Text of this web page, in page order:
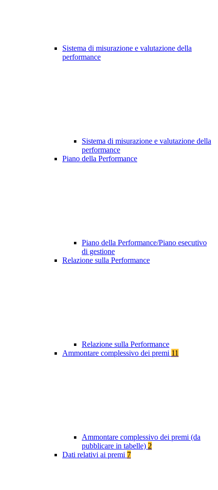
Sistema di misurazione e valutazione della
performance
Sistema di misurazione e valutazione della
performance
Piano della Performance
Piano della Performance/Piano esecutivo
di gestione
Relazione sulla Performance
Relazione sulla Performance
Ammontare complessivo dei premi 11
Ammontare complessivo dei premi (da
pubblicare in tabelle) 2
Dati relativi ai premi 7